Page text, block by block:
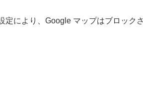
により、Google マップはブロックさ